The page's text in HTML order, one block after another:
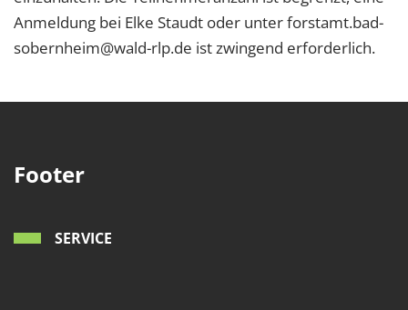
Anmeldung bei Elke Staudt oder unter forstamt.bad-
sobernheim@wald-rlp.de ist zwingend erforderlich.
Footer
SERVICE